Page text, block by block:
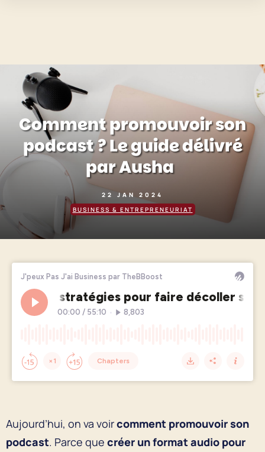
Comment promouvoir son
podcast ? Le guide délivré
par Ausha
22 JAN 2024
BUSINESS & ENTREPRENEURIAT
Aujourd’hui, on va voircomment promouvoir son
podcast. Parce que créer un format audio pour